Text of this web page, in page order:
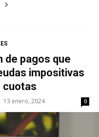
de pagos que
impositivas
cuotas
- 13 enero, 2024 0